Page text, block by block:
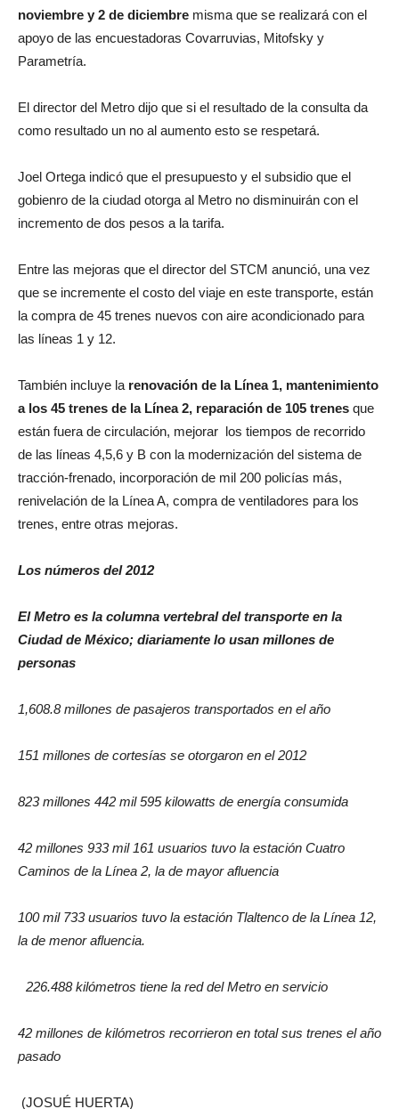
noviembre y 2 de diciembre misma que se realizará con el
apoyo de las encuestadoras Covarruvias, Mitofsky y
Parametría.
El director del Metro dijo que si el resultado de la consulta da
como resultado un no al aumento esto se respetará.
Joel Ortega indicó que el presupuesto y el subsidio que el
gobienro de la ciudad otorga al Metro no disminuirán con el
incremento de dos pesos a la tarifa.
Entre las mejoras que el director del STCM anunció, una vez
que se incremente el costo del viaje en este transporte, están
la compra de 45 trenes nuevos con aire acondicionado para
las líneas 1 y 12.
También incluye la renovación de la Línea 1, mantenimiento
a los 45 trenes de la Línea 2, reparación de 105 trenes que
están fuera de circulación, mejorar los tiempos de recorrido
de las líneas 4,5,6 y B con la modernización del sistema de
tracción-frenado, incorporación de mil 200 policías más,
renivelación de la Línea A, compra de ventiladores para los
trenes, entre otras mejoras.
Los números del 2012
El Metro es la columna vertebral del transporte en la
Ciudad de México; diariamente lo usan millones de
personas
1,608.8 millones de pasajeros transportados en el año
151 millones de cortesías se otorgaron en el 2012
823 millones 442 mil 595 kilowatts de energía consumida
42 millones 933 mil 161 usuarios tuvo la estación Cuatro
Caminos de la Línea 2, la de mayor afluencia
100 mil 733 usuarios tuvo la estación Tlaltenco de la Línea 12,
la de menor afluencia.
226.488 kilómetros tiene la red del Metro en servicio
42 millones de kilómetros recorrieron en total sus trenes el año
pasado
(JOSUÉ HUERTA)